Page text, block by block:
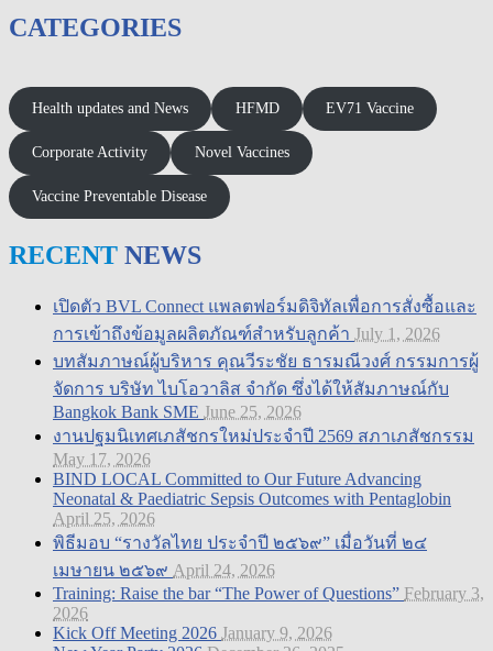
CATEGORIES
Health updates and News HFMD EV71 Vaccine
Corporate Activity Novel Vaccines
Vaccine Preventable Disease
RECENT NEWS
เปิดตัว BVL Connect แพลตฟอร์มดิจิทัลเพื่อการสั่งซื้อและ
การเข้าถึงข้อมูลผลิตภัณฑ์สำหรับลูกค้า July 1, 2026
บทสัมภาษณ์ผู้บริหาร คุณวีระชัย ธารมณีวงศ์ กรรมการผู้
จัดการ บริษัท ไบโอวาลิส จำกัด ซึ่งได้ให้สัมภาษณ์กับ
Bangkok Bank SME June 25, 2026
งานปฐมนิเทศเภสัชกรใหม่ประจำปี 2569 สภาเภสัชกรรม
May 17, 2026
BIND LOCAL Committed to Our Future Advancing
Neonatal & Paediatric Sepsis Outcomes with Pentaglobin
April 25, 2026
พิธีมอบ “รางวัลไทย ประจำปี ๒๕๖๙” เมื่อวันที่ ๒๔
เมษายน ๒๕๖๙ April 24, 2026
Training: Raise the bar “The Power of Questions” February 3,
2026
Kick Off Meeting 2026 January 9, 2026